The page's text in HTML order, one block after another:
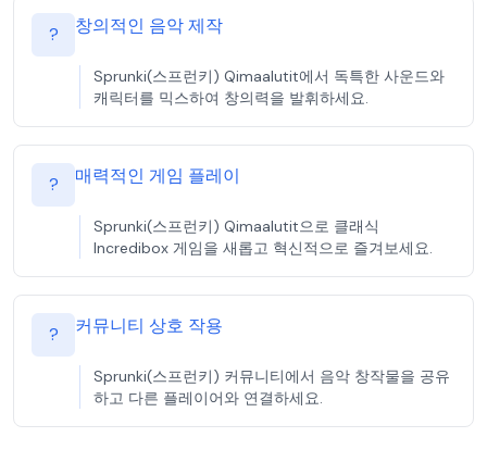
? 창의적인 음악 제작
Sprunki(스프런키) Qimaalutit에서 독특한 사운드와
캐릭터를 믹스하여 창의력을 발휘하세요.
? 매력적인 게임 플레이
Sprunki(스프런키) Qimaalutit으로 클래식
Incredibox 게임을 새롭고 혁신적으로 즐겨보세요.
? 커뮤니티 상호 작용
Sprunki(스프런키) 커뮤니티에서 음악 창작물을 공유
하고 다른 플레이어와 연결하세요.